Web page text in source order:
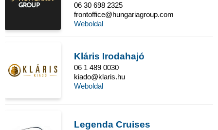
06 30 698 2325
frontoffice@hungariagroup.com
Weboldal
Kláris Irodahajó
06 1 489 0030
kiado@klaris.hu
Weboldal
Legenda Cruises